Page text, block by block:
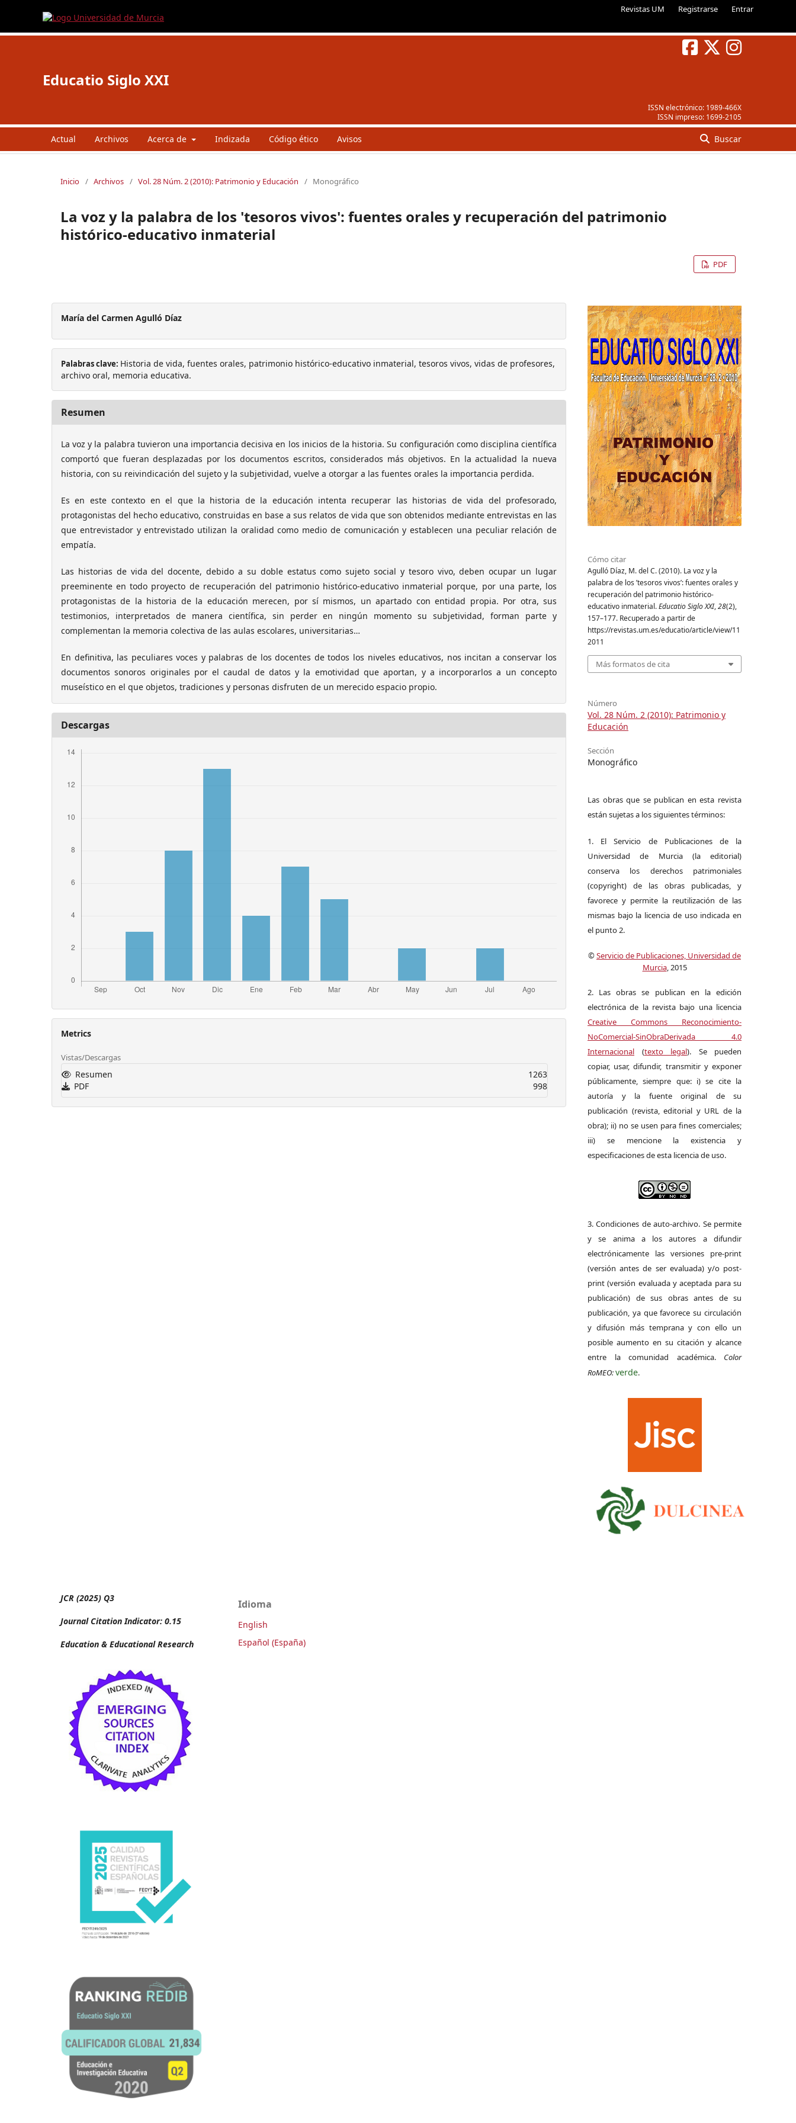
Revistas UM Registrarse Entrar
ISSN electrónico: 1989-466X
ISSN impreso: 1699-2105
Educatio Siglo XXI
Actual Archivos Acerca de Indizada Código ético Avisos Buscar
Inicio / Archivos / Vol. 28 Núm. 2 (2010): Patrimonio y Educación / Monográfico
La voz y la palabra de los 'tesoros vivos': fuentes orales y recuperación del patrimonio
histórico-educativo inmaterial
PDF
María del Carmen Agulló Díaz
Palabras clave: Historia de vida, fuentes orales, patrimonio histórico-educativo inmaterial, tesoros vivos, vidas de profesores,
archivo oral, memoria educativa.
Resumen
La voz y la palabra tuvieron una importancia decisiva en los inicios de la historia. Su configuración como disciplina científica
comportó que fueran desplazadas por los documentos escritos, considerados más objetivos. En la actualidad la nueva
historia, con su reivindicación del sujeto y la subjetividad, vuelve a otorgar a las fuentes orales la importancia perdida.
Es en este contexto en el que la historia de la educación intenta recuperar las historias de vida del profesorado,
protagonistas del hecho educativo, construidas en base a sus relatos de vida que son obtenidos mediante entrevistas en las
que entrevistador y entrevistado utilizan la oralidad como medio de comunicación y establecen una peculiar relación de
empatía.
Las historias de vida del docente, debido a su doble estatus como sujeto social y tesoro vivo, deben ocupar un lugar
preeminente en todo proyecto de recuperación del patrimonio histórico-educativo inmaterial porque, por una parte, los
protagonistas de la historia de la educación merecen, por sí mismos, un apartado con entidad propia. Por otra, sus
testimonios, interpretados de manera científica, sin perder en ningún momento su subjetividad, forman parte y
complementan la memoria colectiva de las aulas escolares, universitarias…
En definitiva, las peculiares voces y palabras de los docentes de todos los niveles educativos, nos incitan a conservar los
documentos sonoros originales por el caudal de datos y la emotividad que aportan, y a incorporarlos a un concepto
museístico en el que objetos, tradiciones y personas disfruten de un merecido espacio propio.
Descargas
Metrics
Vistas/Descargas
Resumen
1263
PDF
998
Cómo citar
Agulló Díaz, M. del C. (2010). La voz y la
palabra de los ’tesoros vivos’: fuentes orales y
recuperación del patrimonio histórico-
educativo inmaterial.Educatio Siglo XXI,28(2),
157–177. Recuperado a partir de
https://revistas.um.es/educatio/article/view/11
2011
Más formatos de cita
Número
Vol. 28 Núm. 2 (2010): Patrimonio y
Educación
Sección
Monográfico
Las obras que se publican en esta revista
están sujetas a los siguientes términos:
1. El Servicio de Publicaciones de la
Universidad de Murcia (la editorial)
conserva los derechos patrimoniales
(copyright) de las obras publicadas, y
favorece y permite la reutilización de las
mismas bajo la licencia de uso indicada en
el punto 2.
©Servicio de Publicaciones, Universidad de
Murcia, 2015
2. Las obras se publican en la edición
electrónica de la revista bajo una licencia
Creative Commons Reconocimiento-
NoComercial-SinObraDerivada 4.0
Internacional (texto legal). Se pueden
copiar, usar, difundir, transmitir y exponer
públicamente, siempre que: i) se cite la
autoría y la fuente original de su
publicación (revista, editorial y URL de la
obra); ii) no se usen para fines comerciales;
iii) se mencione la existencia y
especificaciones de esta licencia de uso.
3. Condiciones de auto-archivo. Se permite
y se anima a los autores a difundir
electrónicamente las versiones pre-print
(versión antes de ser evaluada) y/o post-
print (versión evaluada y aceptada para su
publicación) de sus obras antes de su
publicación, ya que favorece su circulación
y difusión más temprana y con ello un
posible aumento en su citación y alcance
entre la comunidad académica. Color
RoMEO:verde.
JCR (2025) Q3
Journal Citation Indicator: 0.15
Education & Educational Research
Idioma
English
Español (España)